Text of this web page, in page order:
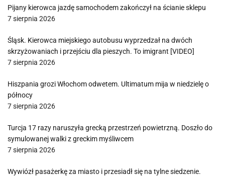
Pijany kierowca jazdę samochodem zakończył na ścianie sklepu
7 sierpnia 2026
Śląsk. Kierowca miejskiego autobusu wyprzedzał na dwóch
skrzyżowaniach i przejściu dla pieszych. To imigrant [VIDEO]
7 sierpnia 2026
Hiszpania grozi Włochom odwetem. Ultimatum mija w niedzielę o
północy
7 sierpnia 2026
Turcja 17 razy naruszyła grecką przestrzeń powietrzną. Doszło do
symulowanej walki z greckim myśliwcem
7 sierpnia 2026
Wywiózł pasażerkę za miasto i przesiadł się na tylne siedzenie.